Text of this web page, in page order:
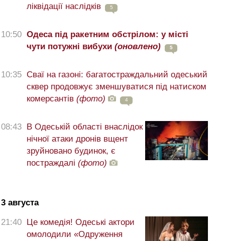
ліквідації наслідків
5
10:50 Одеса під ракетним обстрілом: у місті
чути потужні вибухи (оновлено) 5
10:35 Сваї на газоні: багатостраждальний одеський
сквер продовжує зменшуватися під натиском
комерсантів (фото) 4
08:43
В Одеській області внаслідок
нічної атаки дронів вщент
зруйновано будинок, є
постраждалі (фото)
3 августа
21:40
Це комедія! Одеські актори
омолодили «Одруження